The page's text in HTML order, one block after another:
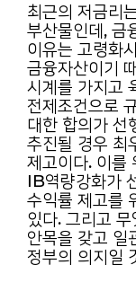
최근의 저금리
부산물인데, 금
이유는 고령화
금융자산이기
시계를 가지고
전제조건으로
대한 합의가 선
추진될 경우 최
제고이다. 이를
IB역량강화가
수익률 제고를
있다. 그리고
안목을 갖고 일
정부의 의지일